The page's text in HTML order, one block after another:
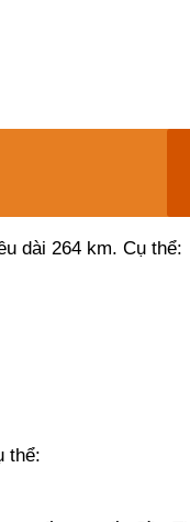
dài 264 km. Cụ thể:
thể: